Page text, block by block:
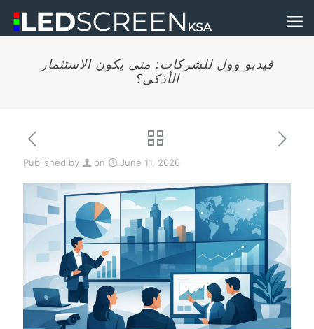
فيديو وول للشركات: متى يكون الاستثمار
الأذكى؟
Published by on June 11, 2026